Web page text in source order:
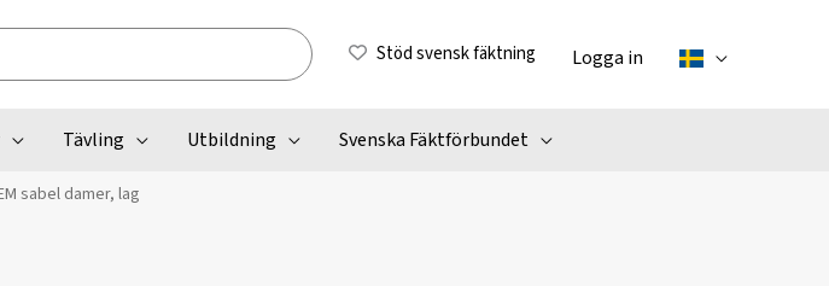
Stöd svensk fäktning Logga in
Tävling Utbildning Svenska Fäktförbundet
sabel damer, lag